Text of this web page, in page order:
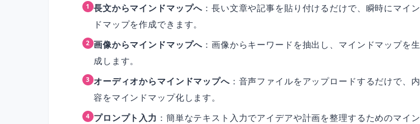
長文からマインドマップへ ：長い文章や記事を貼り付けるだけで、瞬時にマイン
ドマップを作成できます。
画像からマインドマップへ ：画像からキーワードを抽出し、マインドマップを生
成します。
オーディオからマインドマップへ：音声ファイルをアップロードするだけで、内
容をマインドマップ化します。
プロンプト入力 ：簡単なテキスト入力でアイデアや計画を整理するためのマイン